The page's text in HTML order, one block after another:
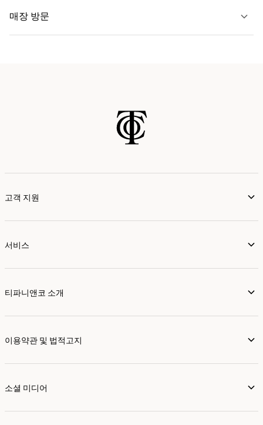
자세히 보기
매장 방문
고객 지원
서비스
티파니앤코 소개
이용약관 및 법적고지
소셜 미디어